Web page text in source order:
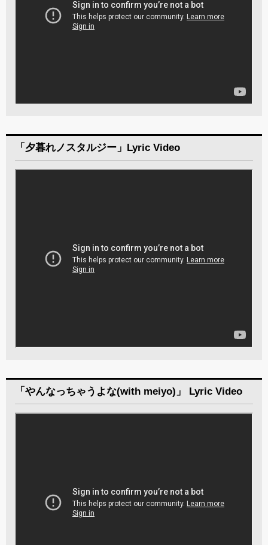
「夕暮れノスタルジー」Lyric Video
「やんなっちゃうよな(with meiyo)」 Lyric Video